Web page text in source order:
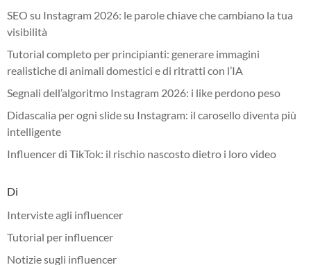
SEO su Instagram 2026: le parole chiave che cambiano la tua
visibilità
Tutorial completo per principianti: generare immagini
realistiche di animali domestici e di ritratti con l’IA
Segnali dell’algoritmo Instagram 2026: i like perdono peso
Didascalia per ogni slide su Instagram: il carosello diventa più
intelligente
Influencer di TikTok: il rischio nascosto dietro i loro video
Di
Interviste agli influencer
Tutorial per influencer
Notizie sugli influencer